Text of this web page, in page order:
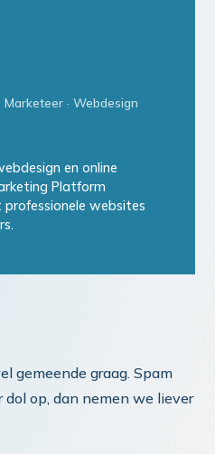
· Webdesign
en online
Platform
websites
gemeende graag. Spam
op, dan nemen we liever